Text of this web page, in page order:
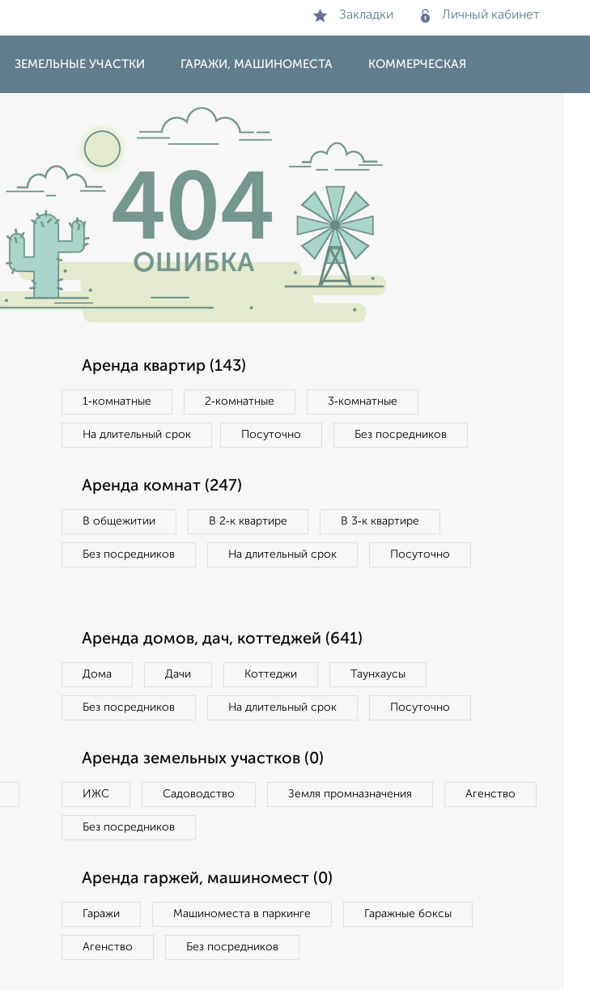
Закладки Личный кабинет
ЗЕМЕЛЬНЫЕ УЧАСТКИ ГАРАЖИ, МАШИНОМЕСТА КОММЕРЧЕСКАЯ
Аренда квартир (143)
1‑комнатные 2‑комнатные 3‑комнатные
На длительный срок Посуточно Без посредников
Аренда комнат (247)
В общежитии В 2‑к квартире В 3‑к квартире
Без посредников На длительный срок Посуточно
Аренда домов, дач, коттеджей (641)
Дома Дачи Коттеджи Таунхаусы
Без посредников На длительный срок Посуточно
Аренда земельных участков (0)
ИЖС Садоводство Земля промназначения Агенство
Без посредников
Аренда гаржей, машиномест (0)
Гаражи Машиноместа в паркинге Гаражные боксы
Агенство Без посредников